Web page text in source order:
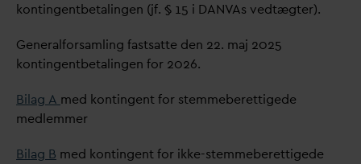
kontingentbetalingen (jf. § 15 i DANVAs vedtægter).
Generalforsamling fastsatte den 22. maj 2025
kontingentbetalingen for 2026.
Bilag A med kontingent for stemmeberettigede
medlemmer
Bilag B med kontingent for ikke-stemmeberettigede